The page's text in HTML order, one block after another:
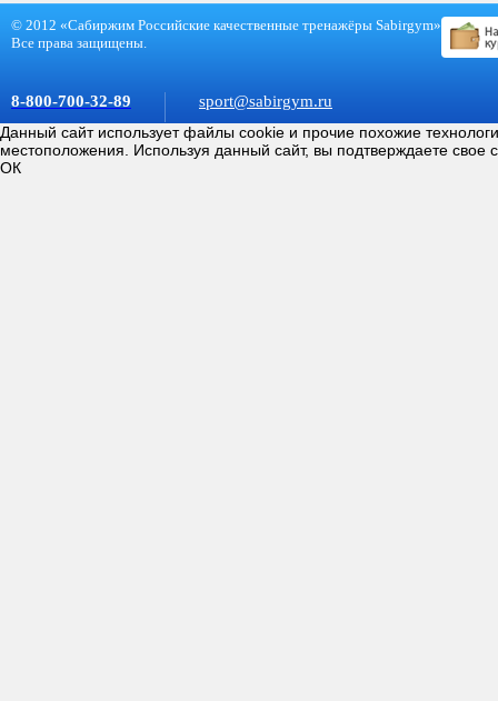
© 2012 «Сабиржим Российские качественные тренажёры Sabirgym»
Все права защищены.
8-800-700-32-89
sport@sabirgym.ru
Данный сайт использует файлы cookie и прочие похожие
местоположения. Используя данный сайт, вы подтверждаете свое
ОК